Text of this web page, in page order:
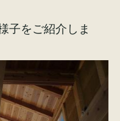
子をご紹介しま
様の声